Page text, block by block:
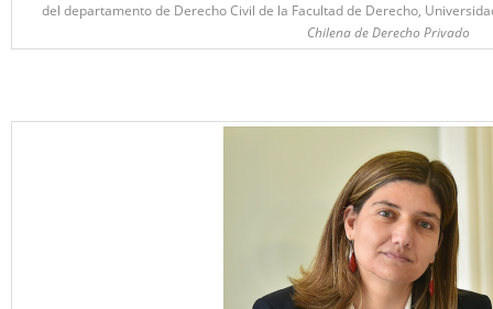
del departamento de Derecho Civil de la Facultad de Derecho,
Chilena de Derecho Privado